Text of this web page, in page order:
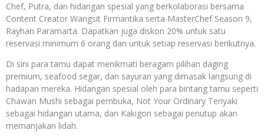
Chef, Putra, dan hidangan spesial yang berkolaborasi bersama
Content Creator Wangsit Firmantika serta MasterChef Season 9,
Rayhan Paramarta. Dapatkan juga diskon 20% untuk satu
reservasi minimum 6 orang dan untuk setiap reservasi berikutnya.
Di sini para tamu dapat menikmati beragam pilihan daging
premium, seafood segar, dan sayuran yang dimasak langsung di
hadapan mereka. Hidangan spesial oleh para bintang tamu seperti
Chawan Mushi sebagai pembuka, Not Your Ordinary Teriyaki
sebagai hidangan utama, dan Kakigori sebagai penutup akan
memanjakan lidah.